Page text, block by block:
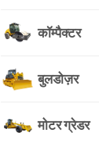
कॉम्पैक्टर
बुलडोज़र
मोटर ग्रेडर